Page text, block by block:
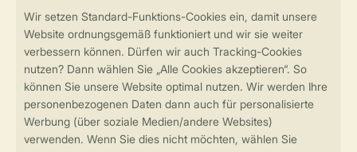
Sicher und schnell zur Online-Buchung
Sichere Datenübertragung
Sicheres Bezahlen